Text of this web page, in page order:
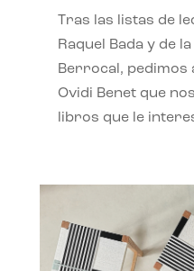
Tras las listas de
Raquel Bada y de
Berrocal, pedimos
Ovidi Benet que
libros que le